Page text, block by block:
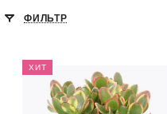
ФИЛЬТР
ХИТ